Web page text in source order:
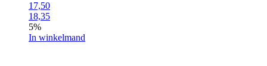
17,50
18,35
5%
In winkelmand